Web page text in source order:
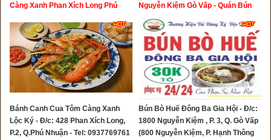
Càng Xanh Phan Xích Long Phú
Bánh Canh Cua Tôm Càng Xanh
Lộc Ký - Đ/c: 428 Phan Xích Long,
P.2, Q.Phú Nhuận - Tel: 0937769761
Nguyễn Kiệm Gò Vấp - Quán Bún
Bò Huế Ngon Quận Thủ Đức
Bún Bò Huế Đông Ba Gia Hội - Đ/c:
1800 Nguyễn Kiệm , P. 3, Q. Gò Vấp
(800 Nguyễn Kiệm, P. Hạnh Thông